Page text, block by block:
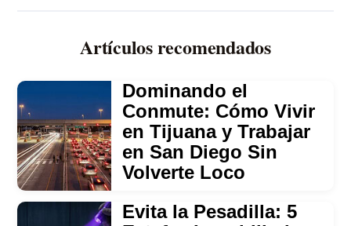
Artículos recomendados
Dominando el
Conmute: Cómo Vivir
en Tijuana y Trabajar
en San Diego Sin
Volverte Loco
Evita la Pesadilla: 5